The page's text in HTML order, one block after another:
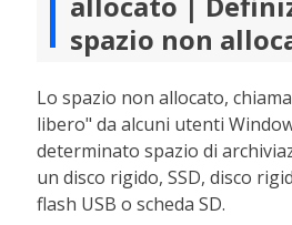
spazio non
Lo spazio non allocato,
libero" da alcuni utenti
determinato spazio di
un disco rigido, SSD, disco
flash USB o scheda SD.